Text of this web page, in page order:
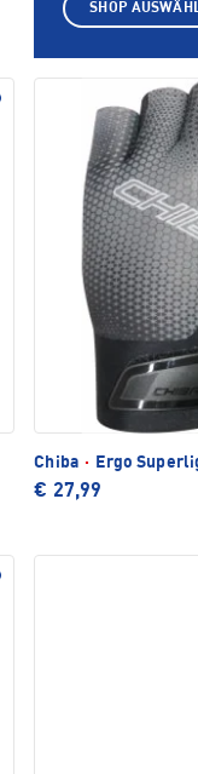
Chiba · Ergo
€ 27,99